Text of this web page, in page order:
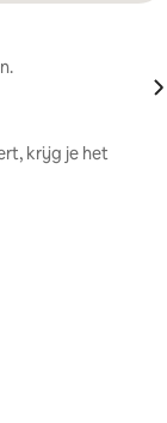
krijg je het